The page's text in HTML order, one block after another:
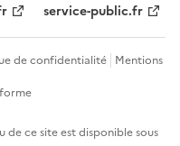
service-public.fr
de confidentialité Mentions
ce site est disponible sous